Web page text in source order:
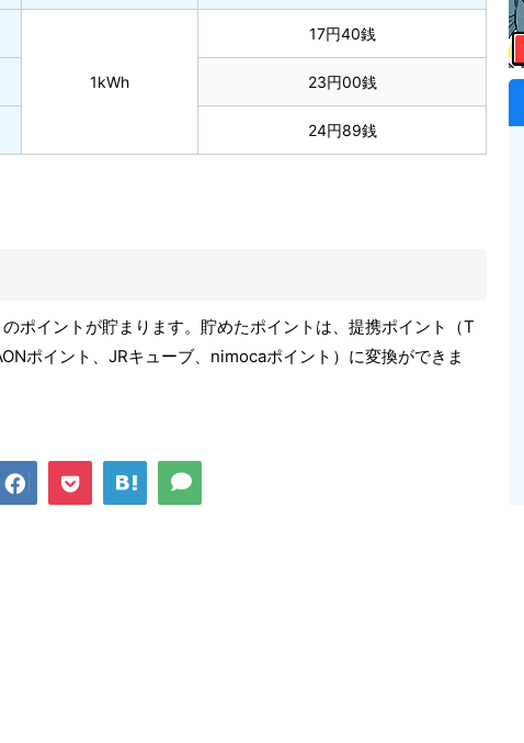
1kWh
17円40銭
23円00銭
24円89銭
ポイントが貯まります。貯めたポイントは、提携ポイント（T
ポイント、JRキューブ、nimocaポイント）に変換ができま